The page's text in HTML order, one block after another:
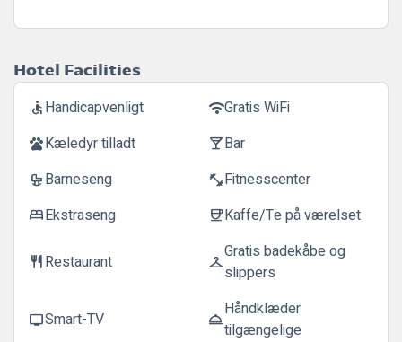
Hotel Facilities
accessibleHandicapvenligt wifiGratis WiFi
petsKæledyr tilladt local_barBar
cribBarneseng fitness_centerFitnesscenter
bedEkstraseng coffeeKaffe/Te på værelset
restaurantRestaurant checkroomGratis badekåbe og
slippers
tvSmart-TV room_serviceHåndklæder
tilgængelige